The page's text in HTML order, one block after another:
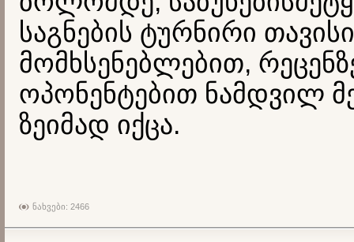
საგნების ტურნირი თავისი
მომხსენებლებით,
ოპონენტებით ნამდვილ
ზეიმად იქცა.
ნახვები: 2466